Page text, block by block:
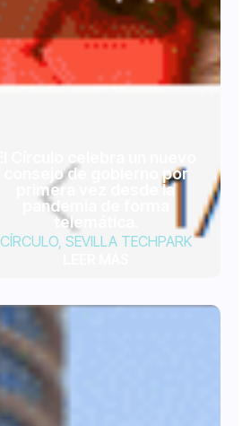
consejo de gobierno por
primera vez desde la
pandemia de forma
telemática.
CÍRCULO, SEVILLA TECHPARK